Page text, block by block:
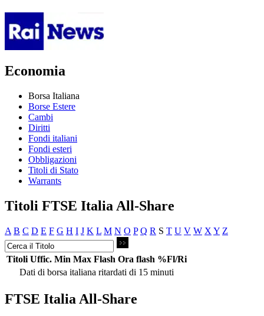
Economia
Borsa Italiana
Borse Estere
Cambi
Diritti
Fondi italiani
Fondi esteri
Obbligazioni
Titoli di Stato
Warrants
Titoli FTSE Italia All-Share
A B C D E F G H I J K L M N O P Q R S T U V W X Y Z
Titoli Uffic. Min Max Flash Ora flash %Fl/Ri
Dati di borsa italiana ritardati di 15 minuti
FTSE Italia All-Share